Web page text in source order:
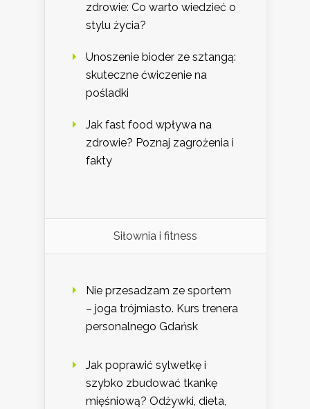
zdrowie: Co warto wiedzieć o
stylu życia?
Unoszenie bioder ze sztangą:
skuteczne ćwiczenie na
pośladki
Jak fast food wpływa na
zdrowie? Poznaj zagrożenia i
fakty
Siłownia i fitness
Nie przesadzam ze sportem
– joga trójmiasto. Kurs trenera
personalnego Gdańsk
Jak poprawić sylwetkę i
szybko zbudować tkankę
mięśniową? Odżywki, dieta,